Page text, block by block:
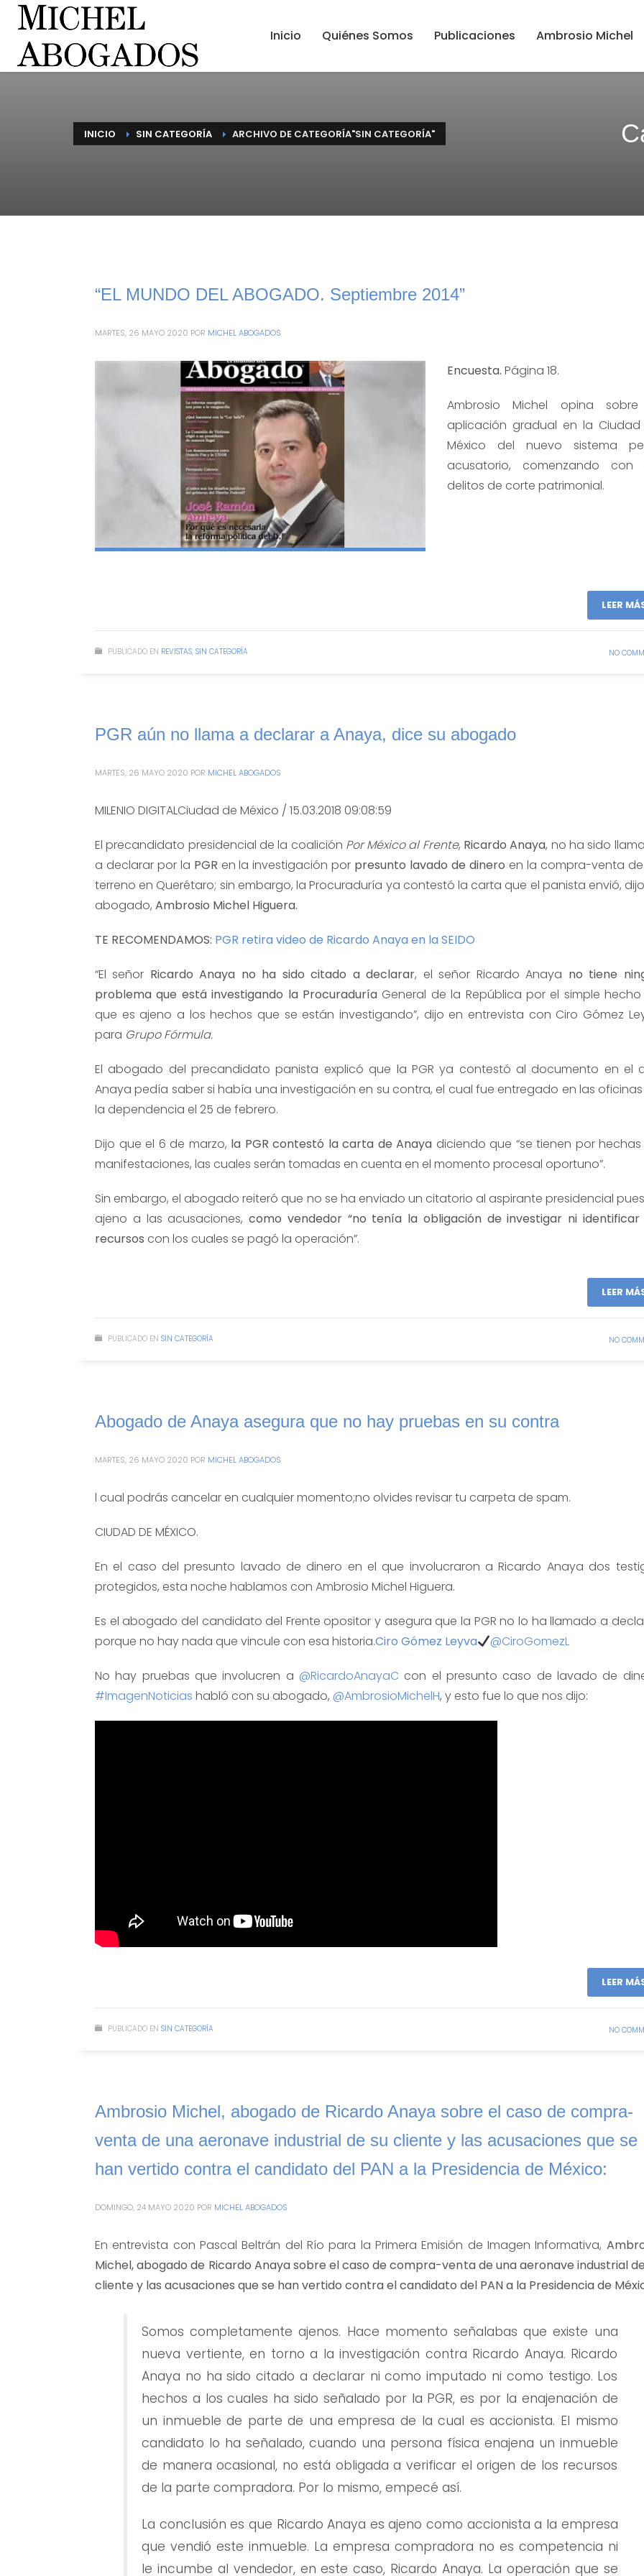
Inicio Quiénes Somos Publicaciones Ambrosio Michel
INICIO SIN CATEGORÍA ARCHIVO DE CATEGORÍA"SIN CATEGORÍA"
“EL MUNDO DEL ABOGADO. Septiembre 2014”
MARTES, 26 MAYO 2020 POR MICHEL ABOGADOS
Encuesta. Página 18.
Ambrosio Michel opina
aplicación gradual en la Ciudad
México del nuevo sistema
acusatorio, comenzando con
delitos de corte patrimonial.
LEER
PUBLICADO EN REVISTAS, SIN CATEGORÍA NO
PGR aún no llama a declarar a Anaya, dice su abogado
MARTES, 26 MAYO 2020 POR MICHEL ABOGADOS
MILENIO DIGITALCiudad de México / 15.03.2018 09:08:59
El precandidato presidencial de la coalición Por México al Frente, Ricardo Anaya, no ha sido
a declarar por la PGR en la investigación por presunto lavado de dinero en la compra-venta
terreno en Querétaro; sin embargo, la Procuraduría ya contestó la carta que el panista envió,
abogado, Ambrosio Michel Higuera.
TE RECOMENDAMOS: PGR retira video de Ricardo Anaya en la SEIDO
“El señor Ricardo Anaya no ha sido citado a declarar, el señor Ricardo Anaya no tiene
problema que está investigando la ProcuraduríaGeneral de la República por el simple
que es ajeno a los hechos que se están investigando”, dijo en entrevista con Ciro Gómez
para Grupo Fórmula.
El abogado del precandidato panista explicó que la PGR ya contestó al documento en el
Anaya pedía saber si había una investigación en su contra, el cual fue entregado en las
la dependencia el 25 de febrero.
Dijo que el 6 de marzo, la PGR contestó la carta de Anaya diciendo que “se tienen por hechas
manifestaciones, las cuales serán tomadas en cuenta en el momento procesal oportuno”.
Sin embargo, el abogado reiteró que no se ha enviado un citatorio al aspirante presidencial
ajeno a las acusaciones, como vendedor “no tenía la obligación de investigar ni identificar
recursos con los cuales se pagó la operación”.
LEER
PUBLICADO EN SIN CATEGORÍA NO
Abogado de Anaya asegura que no hay pruebas en su contra
MARTES, 26 MAYO 2020 POR MICHEL ABOGADOS
l cual podrás cancelar en cualquier momento;no olvides revisar tu carpeta de spam.
CIUDAD DE MÉXICO.
En el caso del presunto lavado de dinero en el que involucraron a Ricardo Anaya dos
protegidos, esta noche hablamos con Ambrosio Michel Higuera.
Es el abogado del candidato del Frente opositor y asegura que la PGR no lo ha llamado a
porque no hay nada que vincule con esa historia.Ciro Gómez Leyva @CiroGomezL
No hay pruebas que involucren a @RicardoAnayaC con el presunto caso de lavado de
#ImagenNoticias habló con su abogado, @AmbrosioMichelH, y esto fue lo que nos dijo:
LEER
PUBLICADO EN SIN CATEGORÍA NO
Ambrosio Michel, abogado de Ricardo Anaya sobre el caso de compra-
venta de una aeronave industrial de su cliente y las acusaciones que se
han vertido contra el candidato del PAN a la Presidencia de México:
DOMINGO, 24 MAYO 2020 POR MICHEL ABOGADOS
En entrevista con Pascal Beltrán del Río para la Primera Emisión de Imagen Informativa,
Michel, abogado de Ricardo Anaya sobre el caso de compra-venta de una aeronave industrial
cliente y las acusaciones que se han vertido contra el candidato del PAN a la Presidencia de
Somos completamente ajenos. Hace momento señalabas que existe una
nueva vertiente, en torno a la investigación contra Ricardo Anaya. Ricardo
Anaya no ha sido citado a declarar ni como imputado ni como testigo. Los
hechos a los cuales ha sido señalado por la PGR, es por la enajenación de
un inmueble de parte de una empresa de la cual es accionista. El mismo
candidato lo ha señalado, cuando una persona física enajena un inmueble
de manera ocasional, no está obligada a verificar el origen de los recursos
de la parte compradora. Por lo mismo, empecé así.
La conclusión es que Ricardo Anaya es ajeno como accionista a la empresa
que vendió este inmueble. La empresa compradora no es competencia ni
le incumbe al vendedor, en este caso, Ricardo Anaya. La operación que se